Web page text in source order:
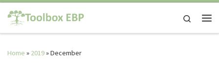
Skip to content
Search
Home » 2019»December